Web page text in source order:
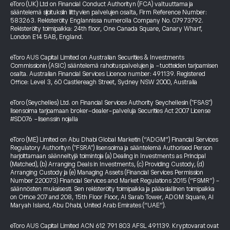
eToro (UK) Ltd on Financial Conduct Authorityn (FCA) valtuuttama ja
sääntelemä sijoituksiin liittyvien palvelujen osalta, Firm Reference Number:
583263. Rekisteröity Englannissa numerolla Company No. 07973792.
Rekisteröity toimipaikka: 24th floor, One Canada Square, Canary Wharf,
London E14 5AB, England.
eToro AUS Capital Limited on Australian Securities & Investments
Commissionin (ASIC) sääntelemä rahoituspalvelujen ja -tuotteiden tarjoamisen
osalta. Australian Financial Services Licence number: 491139. Registered
Office: Level 3, 60 Castlereagh Street, Sydney NSW 2000, Australia
eToro (Seychelles) Ltd. on Financial Services Authority Seychellesin ("FSAS")
lisensoima tarjoamaan broker-dealer-palveluja Securities Act 2007 License
#SD076 -lisenssin nojalla
eToro (ME) Limited on Abu Dhabi Global Marketin (“ADGM”) Financial Services
Regulatory Authorityn ("FSRA") lisensoima ja sääntelemä Authorised Person
harjoittamaan säänneltyjä toimintoja (a) Dealing in Investments as Principal
(Matched), (b) Arranging Deals in Investments, (c) Providing Custody, (d)
Arranging Custody ja (e) Managing Assets (Financial Services Permission
Number 220073) Financial Services and Market Regulations 2015 (“FSMR”) -
säännösten mukaisesti. Sen rekisteröity toimipaikka ja pääasiallinen toimipaikka
on Office 207 and 208, 15th Floor Floor, Al Sarab Tower, ADGM Square, Al
Maryah Island, Abu Dhabi, United Arab Emirates (“UAE”).
eToro AUS Capital Limited ACN 612 791 803 AFSL 491139. Kryptovarat ovat